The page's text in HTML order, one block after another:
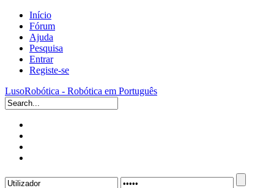
Início
Fórum
Ajuda
Pesquisa
Entrar
Registe-se
LusoRobótica - Robótica em Português